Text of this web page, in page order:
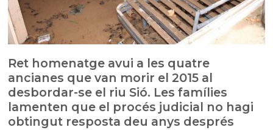
Ret homenatge avui a les quatre
ancianes que van morir el 2015 al
desbordar-se el riu Sió. Les famílies
lamenten que el procés judicial no hagi
obtingut resposta deu anys després